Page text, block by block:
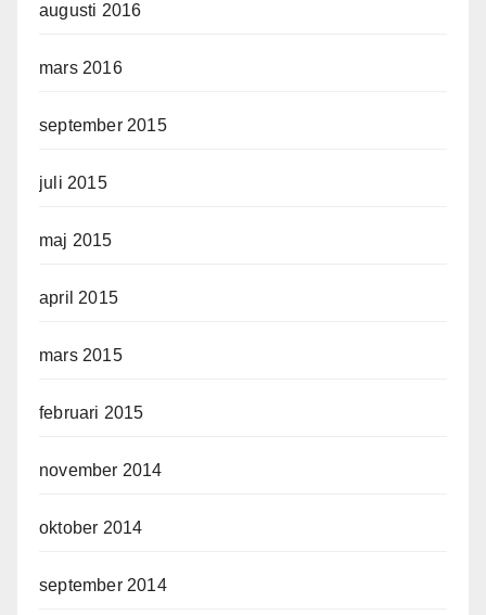
augusti 2016
mars 2016
september 2015
juli 2015
maj 2015
april 2015
mars 2015
februari 2015
november 2014
oktober 2014
september 2014